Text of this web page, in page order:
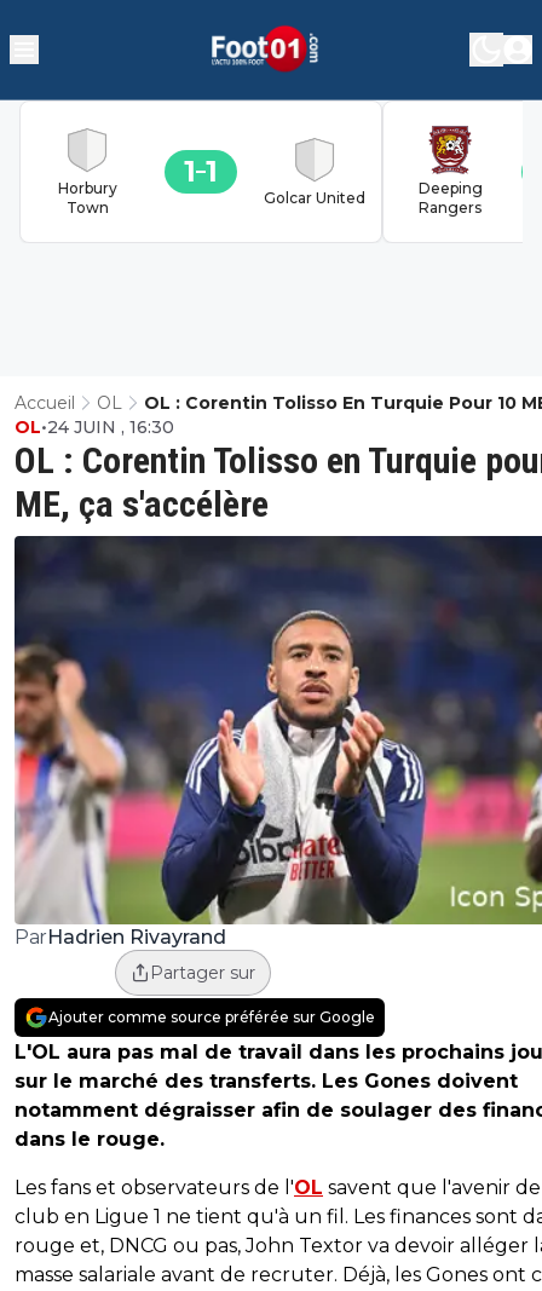
Horbury
Town
1 1
Golcar United
Deeping
Rangers
Accueil OL
OL : Corentin Tolisso En Turquie Pour 10
S'accélère
OL : Corentin Tolisso en Turquie
ME, ça s'accélère
OL•24 JUIN , 16:30
ParHadrien Rivayrand
Partager sur
Ajouter comme source préférée sur Google
L'OL aura pas mal de travail dans les prochains
sur le marché des transferts. Les Gones doivent
notamment dégraisser afin de soulager des
dans le rouge.
Les fans et observateurs de l'OL savent que l'avenir
club en Ligue 1 ne tient qu'à un fil. Les finances sont
rouge et, DNCG ou pas, John Textor va devoir alléger
masse salariale avant de recruter. Déjà, les Gones ont